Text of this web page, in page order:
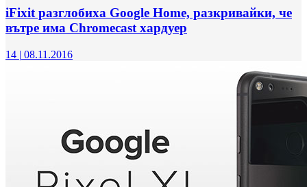
iFixit разглобиха Google Home, разкривайки, че
вътре има Chromecast хардуер
14 | 08.11.2016